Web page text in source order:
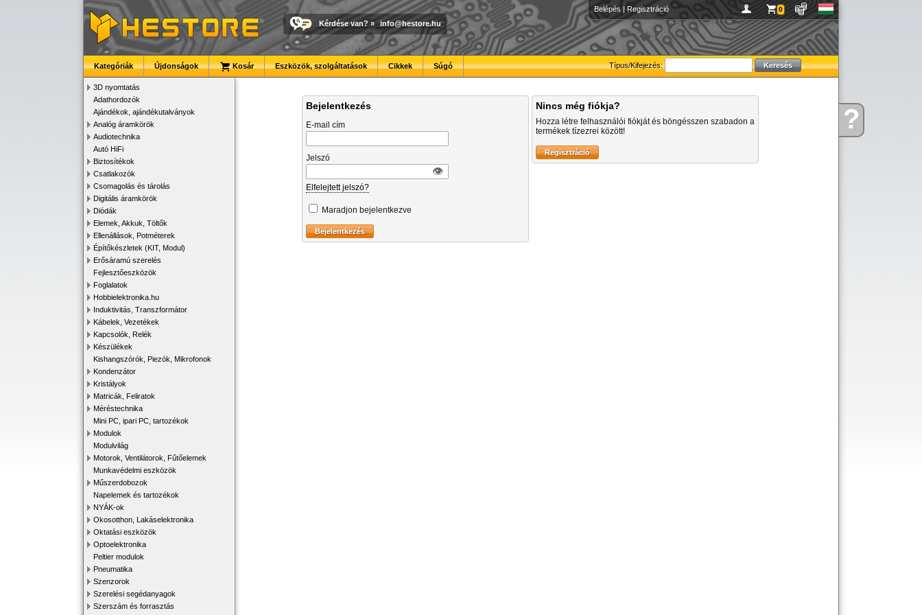
Kérdése?
Belépés | Regisztráció 0
Kérdése van? » info@hestore.hu
Típus/Kifejezés:
Kategóriák Újdonságok Kosár Eszközök, szolgáltatások Cikkek Súgó
3D nyomtatás
Adathordozók
Ajándékok, ajándékutalványok
Analóg áramkörök
Audiotechnika
Autó HiFi
Biztosítékok
Csatlakozók
Csomagolás és tárolás
Digitális áramkörök
Diódák
Elemek, Akkuk, Töltők
Ellenállások, Potméterek
Építőkészletek (KIT, Modul)
Erősáramú szerelés
Fejlesztőeszközök
Foglalatok
Hobbielektronika.hu
Induktivitás, Transzformátor
Kábelek, Vezetékek
Kapcsolók, Relék
Készülékek
Kishangszórók, Piezók, Mikrofonok
Kondenzátor
Kristályok
Matricák, Feliratok
Méréstechnika
Mini PC, ipari PC, tartozékok
Modulok
Modulvilág
Motorok, Ventilátorok, Fűtőelemek
Munkavédelmi eszközök
Műszerdobozok
Napelemek és tartozékok
NYÁK-ok
Okosotthon, Lakáselektronika
Oktatási eszközök
Optoelektronika
Peltier modulok
Pneumatika
Szenzorok
Szerelési segédanyagok
Szerszám és forrasztás
Bejelentkezés
E-mail cím
Jelszó
👁︎
Elfelejtett jelszó?
Maradjon bejelentkezve
Nincs még fiókja?
Hozza létre felhasználói fiókját és böngésszen szabadon a
termékek tízezrei között!